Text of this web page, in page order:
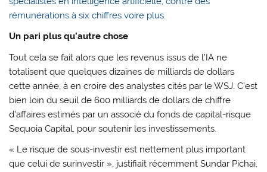
rémunérations à six chiffres voire plus.
Un pari plus qu’autre chose
Tout cela se fait alors que les revenus issus de l’IA ne
totalisent que quelques dizaines de milliards de dollars
cette année, à en croire des analystes cités par le WSJ. C’est
bien loin du seuil de 600 milliards de dollars de chiffre
d’affaires estimés par un associé du fonds de capital-risque
Sequoia Capital, pour soutenir les investissements.
« Le risque de sous-investir est nettement plus important
que celui de surinvestir », justifiait récemment Sundar Pichai,